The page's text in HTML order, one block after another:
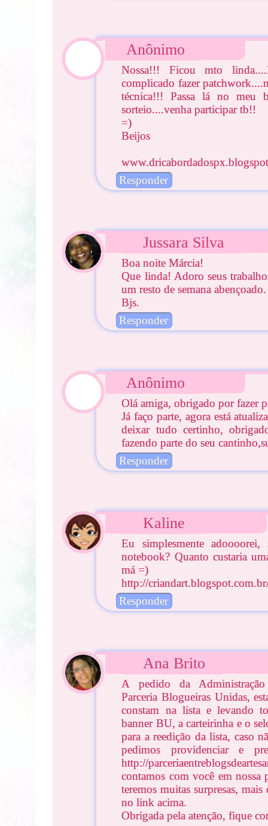
Anônimo
Nossa!!! Ficou mto
complicado fazer
técnica!!! Passa lá no meu
sorteio....venha participar tb!!
=)
Beijos
Responder
Jussara Silva
Boa noite Márcia!
Que linda! Adoro seus
um resto de semana abençoado.
Bjs.
Responder
Anônimo
Olá amiga, obrigado por fazer
Já faço parte, agora está
deixar tudo certinho,
fazendo parte do seu
Responder
Kaline
Eu simplesmente
notebook? Quanto custaria
má =)
http://
Responder
Ana Brito
A pedido da
Parceria Blogueiras Unidas,
constam na lista e levando
banner BU, a carteirinha e o
para a reedição da lista, caso
pedimos providenciar e
http://
contamos com você em nossa
teremos muitas surpresas,
no link acima.
Obrigada pela atenção, fique